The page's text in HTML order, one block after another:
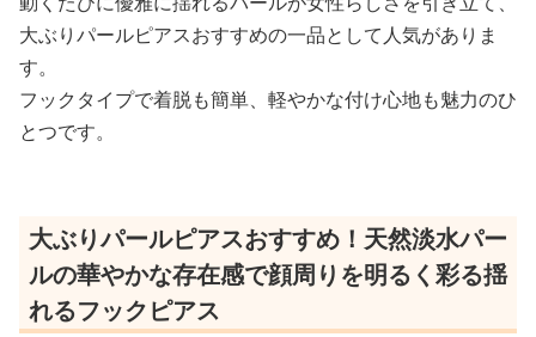
大ぶりパールピアスおすすめの一品として人気がありま
す。
フックタイプで着脱も簡単、軽やかな付け心地も魅力のひ
とつです。
大ぶりパールピアスおすすめ！天然淡水パー
ルの華やかな存在感で顔周りを明るく彩る揺
れるフックピアス